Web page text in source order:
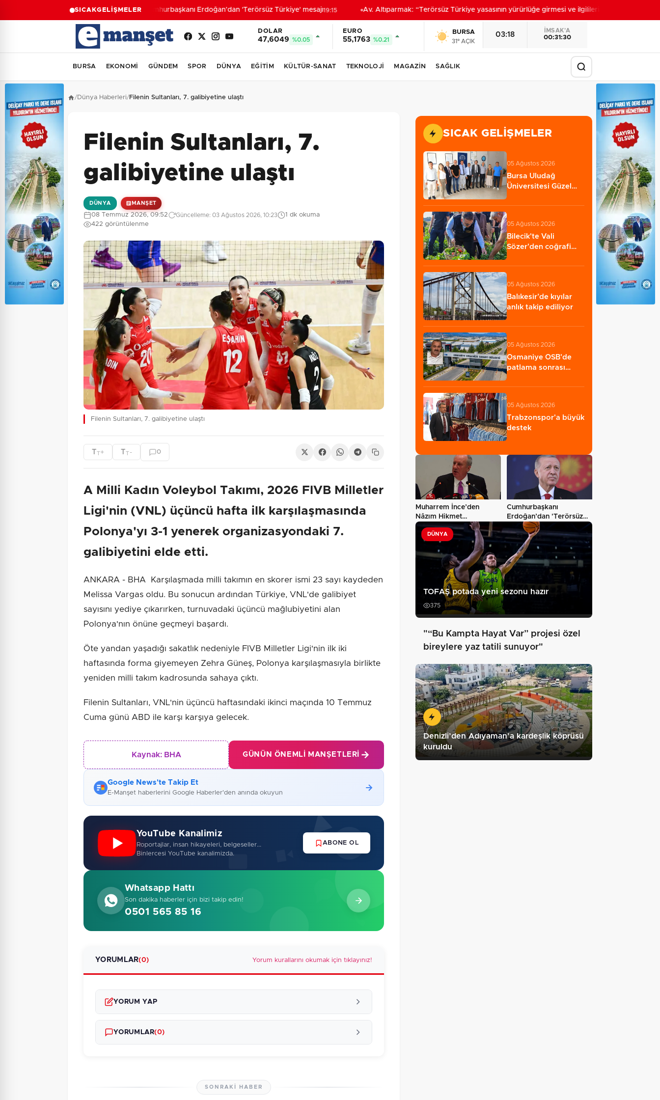
SICAKGELİŞMELERCumhurbaşkanı Erdoğan’dan 'Terörsüz Türkiye' mesajı19:15 Av. Altıparmak: “Terörsüz Türkiye yasasının yürürlüğe girmesi ve ilgililerin başvuru süreci”
DOLAR
47,6049 %0.05
EURO
55,1763 %0.21
BURSA
31° AÇIK
03:18
İMSAK'A
00:31:28
BURSA EKONOMİ GÜNDEM SPOR DÜNYA EĞİTİM KÜLTÜR-SANAT TEKNOLOJİ MAGAZİN SAĞLIK
/Dünya Haberleri/Filenin Sultanları, 7. galibiyetine ulaştı
Filenin Sultanları, 7.
galibiyetine ulaştı
DÜNYA MANŞET
08 Temmuz 2026, 09:52 Güncelleme: 03 Ağustos 2026, 10:23
1 dk okuma
422 görüntülenme
Filenin Sultanları, 7. galibiyetine ulaştı
TT+ TT - 0
A Milli Kadın Voleybol Takımı, 2026 FIVB Milletler
Ligi'nin (VNL) üçüncü hafta ilk karşılaşmasında
Polonya'yı 3-1 yenerek organizasyondaki 7.
galibiyetini elde etti.
ANKARA - BHA Karşılaşmada milli takımın en skorer ismi 23 sayı kaydeden
Melissa Vargas oldu. Bu sonucun ardından Türkiye, VNL'de galibiyet
sayısını yediye çıkarırken, turnuvadaki üçüncü mağlubiyetini alan
Polonya'nın önüne geçmeyi başardı.
Öte yandan yaşadığı sakatlık nedeniyle FIVB Milletler Ligi'nin ilk iki
haftasında forma giyemeyen Zehra Güneş, Polonya karşılaşmasıyla birlikte
yeniden milli takım kadrosunda sahaya çıktı.
Filenin Sultanları, VNL'nin üçüncü haftasındaki ikinci maçında 10 Temmuz
Cuma günü ABD ile karşı karşıya gelecek.
Kaynak: BHA GÜNÜN ÖNEMLI MANŞETLERI
Google News'te Takip Et
E-Manşet haberlerini Google Haberler'den anında okuyun
YouTube Kanalimiz
Roportajlar, insan hikayeleri, belgeseller...
Binlercesi YouTube kanalimizda.
ABONE OL
Whatsapp Hattı
Son dakika haberler için bizi takip edin!
0501 565 85 16
YORUMLAR(0) Yorum kurallarını okumak için tıklayınız!
YORUM YAP
YORUMLAR(0)
SONRAKI HABER
SICAK GELIŞMELER
05 Ağustos 2026
Bursa Uludağ
Üniversitesi Güzel
05 Ağustos 2026
Bilecik'te Vali
Sözer'den coğrafi
05 Ağustos 2026
Balıkesir’de kıyılar
anlık takip ediliyor
05 Ağustos 2026
Osmaniye OSB'de
patlama sonrası
05 Ağustos 2026
Trabzonspor'a büyük
destek
Muharrem İnce’den
Nâzım Hikmet
göndermeli paylaşım:…
Cumhurbaşkanı
Erdoğan’dan 'Terörsüz
Türkiye' mesajı…
DÜNYA
TOFAŞ potada yeni sezonu hazır
375
"“Bu Kampta Hayat Var” projesi özel
bireylere yaz tatili sunuyor"
Denizli’den Adıyaman’a kardeşlik köprüsü
kuruldu